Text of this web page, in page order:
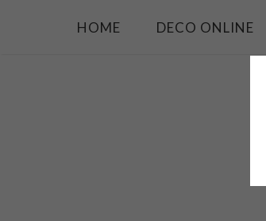
HOME DECO ONLINE